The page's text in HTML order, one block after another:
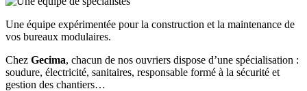
Une équipe expérimentée pour la construction et la maintenance de
vos bureaux modulaires.
Chez Gecima, chacun de nos ouvriers dispose d’une spécialisation :
soudure, électricité, sanitaires, responsable formé à la sécurité et
gestion des chantiers…